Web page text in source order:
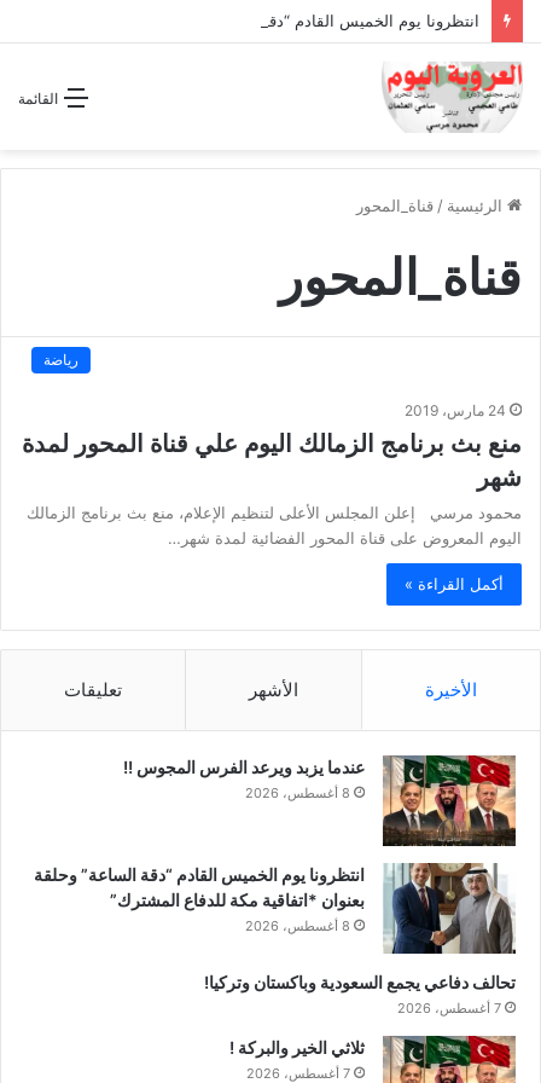
القائمة
الرئيسية / قناة_المحور
قناة_المحور
رياضة
24 مارس، 2019
منع بث برنامج الزمالك اليوم علي قناة المحور لمدة
شهر
محمود مرسي إعلن المجلس الأعلى لتنظيم الإعلام، منع بث برنامج الزمالك
اليوم المعروض على قناة المحور الفضائية لمدة شهر…
أكمل القراءة »
الأخيرة الأشهر تعليقات
عندما يزبد ويرعد الفرس المجوس !!
8 أغسطس، 2026
انتظرونا يوم الخميس القادم “دقة الساعة” وحلقة
بعنوان *اتفاقية مكة للدفاع المشترك”
8 أغسطس، 2026
تحالف دفاعي يجمع السعودية وباكستان وتركيا!
7 أغسطس، 2026
ثلاثي الخير والبركة !
7 أغسطس، 2026